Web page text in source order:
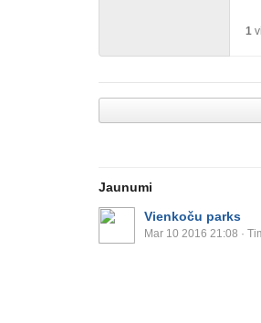
1
Jaunumi
Vienkoču parks
Mar 10 2016 21:08 ·